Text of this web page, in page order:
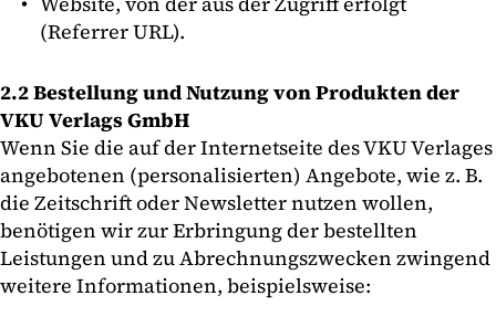
(Referrer URL).
2.2 Bestellung und Nutzung von Produkten der
VKU Verlags GmbH
Wenn Sie die auf der Internetseite des VKU Verlages
angebotenen (personalisierten) Angebote, wie z. B.
die Zeitschrift oder Newsletter nutzen wollen,
benötigen wir zur Erbringung der bestellten
Leistungen und zu Abrechnungszwecken zwingend
weitere Informationen, beispielsweise: